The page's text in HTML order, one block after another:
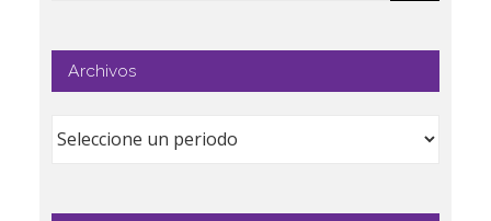
Archivos